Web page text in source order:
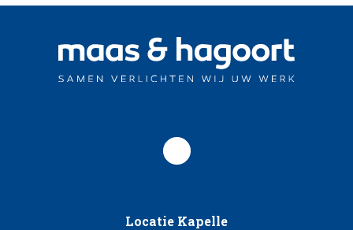
Locatie Kapelle